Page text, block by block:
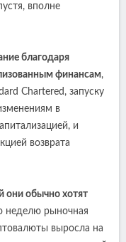
вполне
благодаря
финансам,
Chartered, запуску
в
и
возврата
они обычно хотят
неделю рыночная
выросла на